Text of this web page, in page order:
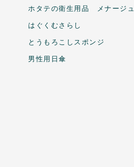
ホタテの衛生用品 メナージュ
はぐくむさらし
とうもろこしスポンジ
男性用日傘